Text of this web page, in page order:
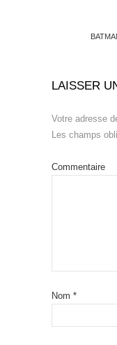
LAISSER
Votre adresse
Les champs
Commentaire
Nom *